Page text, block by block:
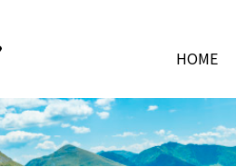
HOME